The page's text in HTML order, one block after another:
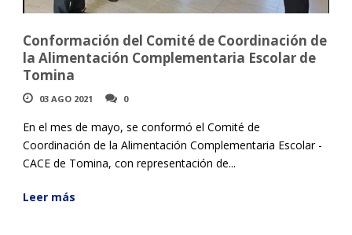
Conformación del Comité de Coordinación de
la Alimentación Complementaria Escolar de
Tomina
03 AGO 2021 0
En el mes de mayo, se conformó el Comité de
Coordinación de la Alimentación Complementaria Escolar -
CACE de Tomina, con representación de...
Leer más